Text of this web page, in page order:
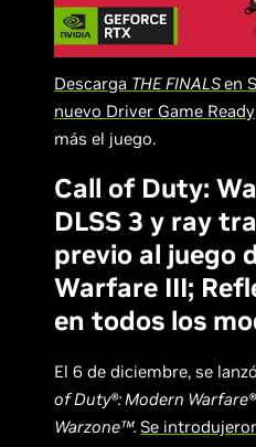
Descarga THE FINALSen
nuevo Driver Game Ready
más el juego.
Call of Duty:
DLSS 3 y ray
previo al juego
Warfare III;
en todos los
El 6 de diciembre, se
of Duty®: Modern
Warzone™. Se